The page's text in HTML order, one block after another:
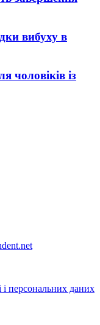
вибуху в
чоловіків із
і персональних даних